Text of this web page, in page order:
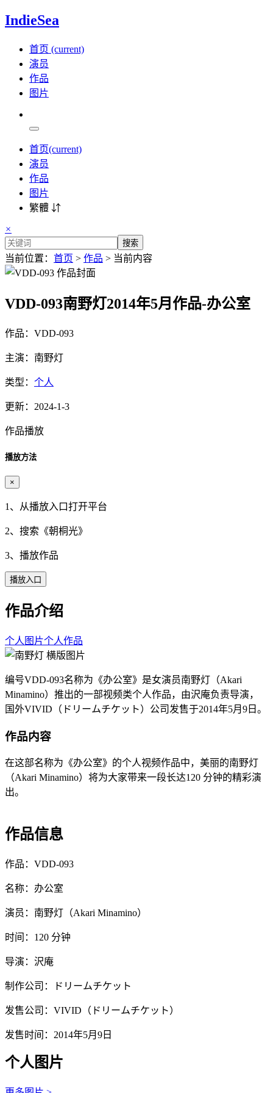
IndieSea
首页 (current)
演员
作品
图片
首页(current)
演员
作品
图片
繁體 ⇵
×
搜索
当前位置： 首页 > 作品 > 当前内容
VDD-093南野灯2014年5月作品-办公室
作品：VDD-093
主演：南野灯
类型： 个人
更新：2024-1-3
作品播放
播放方法
×
1、从播放入口打开平台
2、搜索《朝桐光》
3、播放作品
播放入口
作品介绍
个人图片个人作品
编号VDD-093名称为《办公室》是女演员南野灯（Akari
Minamino）推出的一部视频类个人作品，由沢庵负责导演，
国外VIVID（ドリームチケット）公司发售于2014年5月9日。
作品内容
在这部名称为《办公室》的个人视频作品中，美丽的南野灯
（Akari Minamino）将为大家带来一段长达120 分钟的精彩演
出。
作品信息
作品：VDD-093
名称：办公室
演员：南野灯（Akari Minamino）
时间：120 分钟
导演：沢庵
制作公司：ドリームチケット
发售公司：VIVID（ドリームチケット）
发售时间：2014年5月9日
个人图片